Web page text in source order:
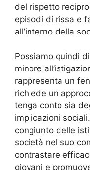
del rispetto
episodi di rissa e
all’interno della
Possiamo quindi
minore
rappresenta un
richiede un
tenga conto sia
implicazioni
congiunto delle
società nel suo
contrastare
giovani e